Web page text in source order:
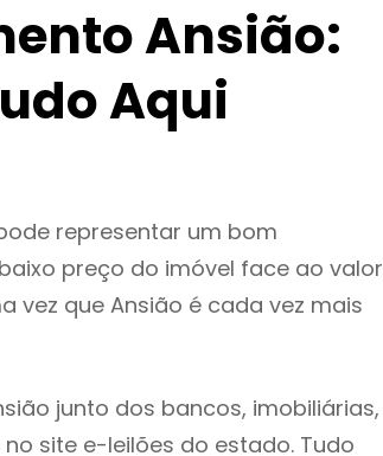
Ansião:
Aqui
representar um bom
preço do imóvel face ao valor
vez que Ansião é cada vez mais
junto dos bancos, imobiliárias,
site e-leilões do estado. Tudo